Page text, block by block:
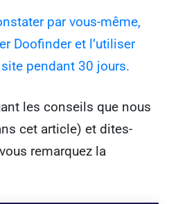
par vous-même,
Doofinder et l’utiliser
pendant 30 jours.
les conseils que nous
cet article) et dites-
remarquez la